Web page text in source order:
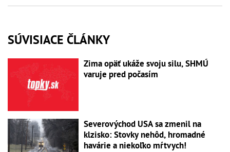
SÚVISIACE ČLÁNKY
Zima opäť ukáže svoju silu, SHMÚ
varuje pred počasím
Severovýchod USA sa zmenil na
klzisko: Stovky nehôd, hromadné
havárie a niekoľko mŕtvych!